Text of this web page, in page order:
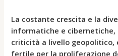
La costante crescita e la
informatiche e
criticità a livello geopolitico,
fertile per la proliferazione